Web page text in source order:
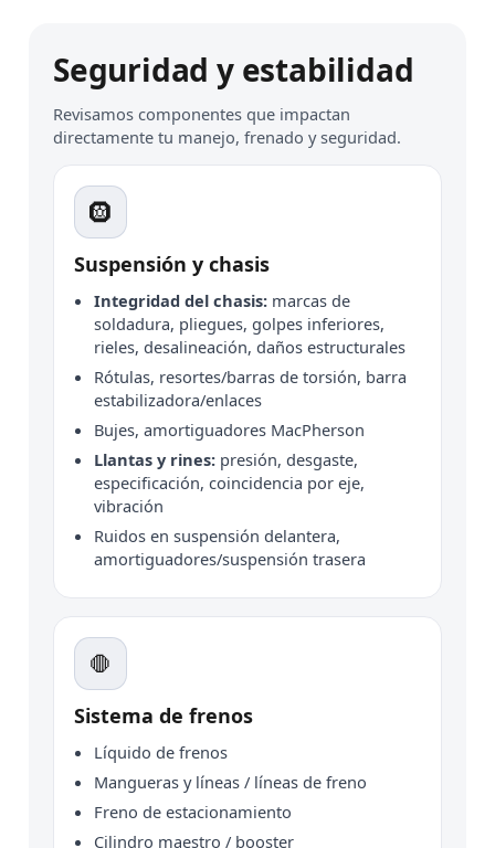
Seguridad y estabilidad
Revisamos componentes que impactan
directamente tu manejo, frenado y seguridad.
🛞
Suspensión y chasis
Integridad del chasis: marcas de
soldadura, pliegues, golpes inferiores,
rieles, desalineación, daños estructurales
Rótulas, resortes/barras de torsión, barra
estabilizadora/enlaces
Bujes, amortiguadores MacPherson
Llantas y rines: presión, desgaste,
especificación, coincidencia por eje,
vibración
Ruidos en suspensión delantera,
amortiguadores/suspensión trasera
🛑
Sistema de frenos
Líquido de frenos
Mangueras y líneas / líneas de freno
Freno de estacionamiento
Cilindro maestro / booster